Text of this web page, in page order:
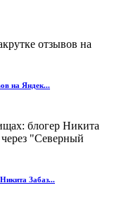
на Яндек...
Забаз...